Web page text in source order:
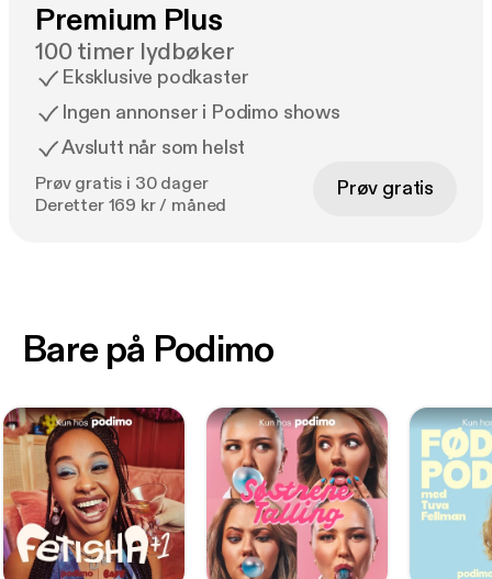
Premium Plus
100 timer lydbøker
Eksklusive podkaster
Ingen annonser i Podimo shows
Avslutt når som helst
Prøv gratis i 30 dager
Deretter 169 kr / måned
Prøv gratis
Bare på Podimo